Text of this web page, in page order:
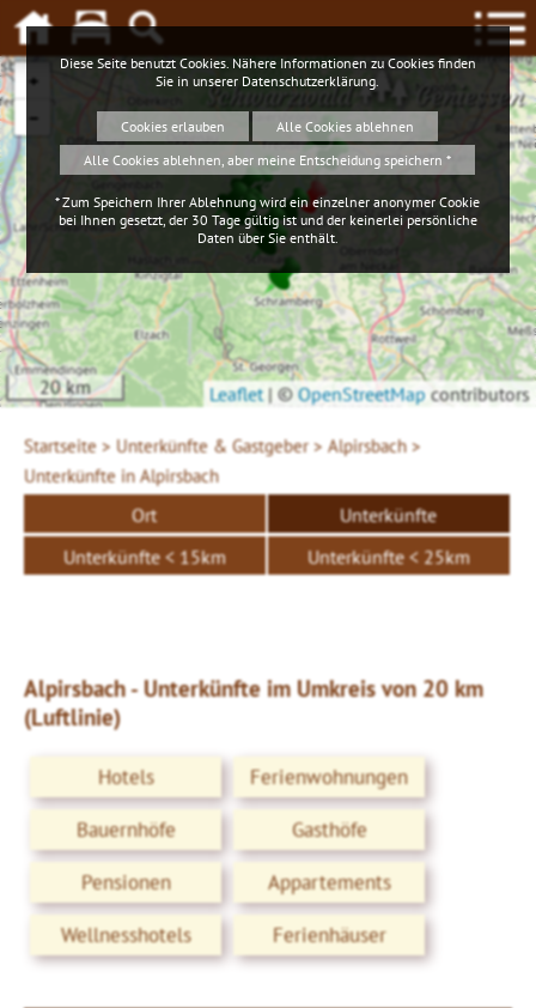
Schwarzwald Geniessen
+
−
20 km Leaflet | ©OpenStreetMap contributors
Startseite > Unterkünfte & Gastgeber > Alpirsbach >
Unterkünfte in Alpirsbach
Ort
Unterkünfte
Unterkünfte < 15km
Unterkünfte < 25km
Alpirsbach - Unterkünfte im Umkreis von 20 km
(Luftlinie)
Hotels
Ferienwohnungen
Bauernhöfe
Gasthöfe
Pensionen
Appartements
Wellnesshotels
Ferienhäuser
Diese Seite benutzt Cookies. Nähere Informationen zu Cookies finden
Sie in unserer Datenschutzerklärung
Cookies erlauben
Alle Cookies ablehnen
Alle Cookies ablehnen, aber meine Entscheidung speichern *
* Zum Speichern Ihrer Ablehnung wird ein einzelner anonymer Cookie
bei Ihnen gesetzt, der 30 Tage gültig ist und der keinerlei persönliche
Daten über Sie enthält.